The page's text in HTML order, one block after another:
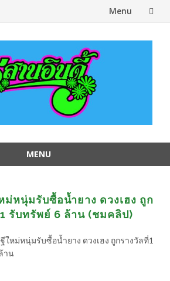
Menu
MENU
ม่หนุ่มรับซื้อน้ำยาง ดวงเฮง ถูก
รับทรัพย์ 6 ล้าน (ชมคลิป)
ใหม่หนุ่มรับซื้อน้ำยาง ดวงเฮง ถูกรางวัลที่1
าน